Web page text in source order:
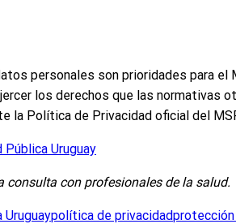
personales son prioridades para
los derechos que las normativas
la Política de Privacidad oficial del
Uruguay
con profesionales de la salud.
política de privacidad